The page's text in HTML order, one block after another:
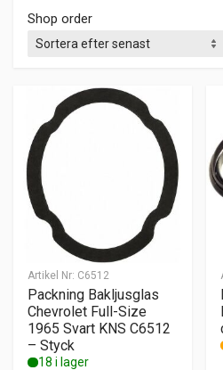
Shop order
Artikel Nr: C6512
Packning Bakljusglas
Chevrolet Full-Size
1965 Svart KNS C6512
– Styck
18 i lager